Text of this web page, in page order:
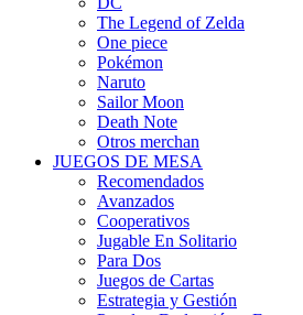
The Legend of Zelda
One piece
Pokémon
Naruto
Sailor Moon
Death Note
Otros merchan
JUEGOS DE MESA
Recomendados
Avanzados
Cooperativos
Jugable En Solitario
Para Dos
Juegos de Cartas
Estrategia y Gestión